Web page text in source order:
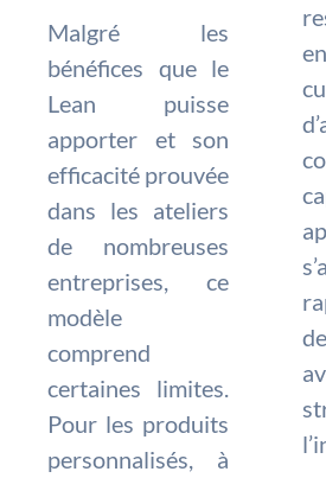
Malgré les
bénéfices que le
Lean puisse
apporter et son
efficacité prouvée
dans les ateliers
de nombreuses
entreprises, ce
modèle
comprend
certaines limites.
Pour les produits
personnalisés, à